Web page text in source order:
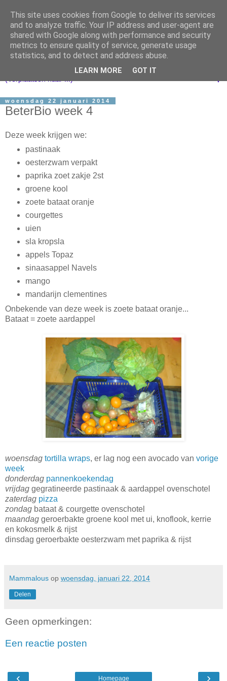
▼
woensdag 22 januari 2014
BeterBio week 4
Deze week krijgen we:
pastinaak
oesterzwam verpakt
paprika zoet zakje 2st
groene kool
zoete bataat oranje
courgettes
uien
sla kropsla
appels Topaz
sinaasappel Navels
mango
mandarijn clementines
Onbekende van deze week is zoete bataat oranje...
Bataat = zoete aardappel
woensdag tortilla wraps, er lag nog een avocado van vorige
week
donderdag pannenkoekendag
vrijdag gegratineerde pastinaak & aardappel ovenschotel
zaterdag pizza
zondag bataat & courgette ovenschotel
maandag geroerbakte groene kool met ui, knoflook, kerrie
en kokosmelk & rijst
dinsdag geroerbakte oesterzwam met paprika & rijst
Mammalous op woensdag, januari 22, 2014
Delen
Geen opmerkingen:
Een reactie posten
‹ ›
Homepage
This site uses cookies from Google to deliver its services
and to analyze traffic. Your IP address and user-agent are
shared with Google along with performance and security
metrics to ensure quality of service, generate usage
statistics, and to detect and address abuse.
LEARN MORE GOT IT